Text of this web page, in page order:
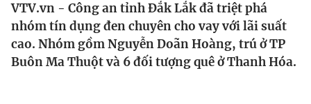
Thế giới
Tin tức
VTV.vn - Công an tỉnh Đắk Lắk đã triệt phá
nhóm tín dụng đen chuyên cho vay với lãi suất
cao. Nhóm gồm Nguyễn Doãn Hoàng, trú ở TP
Buôn Ma Thuột và 6 đối tượng quê ở Thanh Hóa.